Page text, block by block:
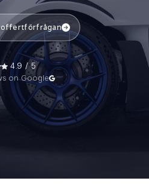
offertförfrågan
4.9 / 5
on Google